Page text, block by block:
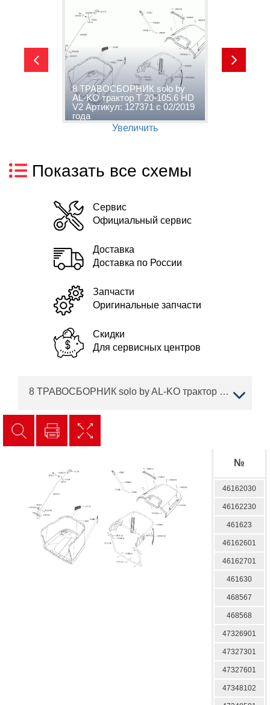
8 ТРАВОСБОРНИК solo by
AL-KO трактор T 20-105.6 HD
V2 Артикул: 127371 с 02/2019
года
Увеличить
Показать все схемы
Сервис
Официальный сервис
Доставка
Доставка по России
Запчасти
Оригинальные запчасти
Скидки
Для сервисных центров
8 ТРАВОСБОРНИК solo by AL-KO трактор T 20-105.6 HD V2 Артикул: 127371 с 02/2019 года
№
46162030
46162230
461623
46162601
46162701
461630
468567
468568
47326901
47327301
47327601
47348102